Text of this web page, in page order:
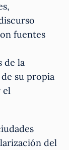
fuentes
de la
su propia
el
del